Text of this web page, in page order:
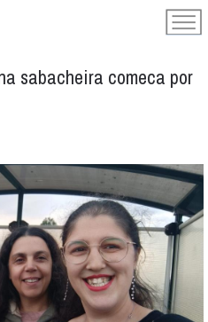
sabacheira comeca por